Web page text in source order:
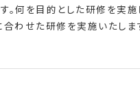
。何を目的とした研修を実
わせた研修を実施いたしま